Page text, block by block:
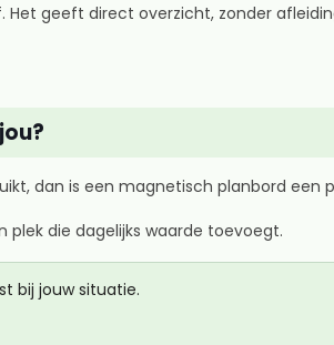
geeft direct overzicht, zonder
dan is een magnetisch planbord een
die dagelijks waarde toevoegt.
bij jouw situatie.